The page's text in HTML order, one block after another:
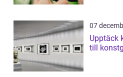
07
Upptäck
till